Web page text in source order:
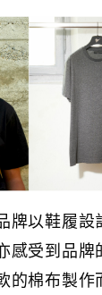
牌以鞋履
感受到品
的棉布製